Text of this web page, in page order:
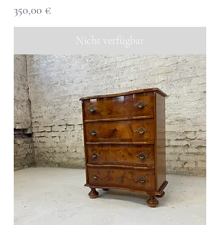
Preis
350,00 €
Nicht verfügbar